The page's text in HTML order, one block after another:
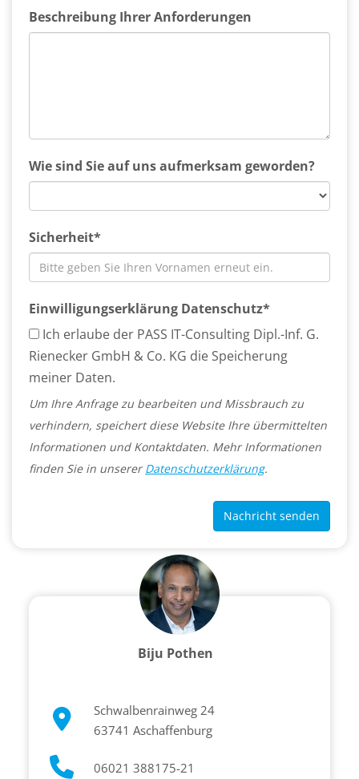
Beschreibung Ihrer Anforderungen
Wie sind Sie auf uns aufmerksam geworden?
Sicherheit*
Einwilligungserklärung Datenschutz*
Ich erlaube der PASS IT-Consulting Dipl.-Inf. G.
Rienecker GmbH & Co. KG die Speicherung
meiner Daten.
Um Ihre Anfrage zu bearbeiten und Missbrauch zu
verhindern, speichert diese Website Ihre übermittelten
Informationen und Kontaktdaten. Mehr Informationen
finden Sie in unsererDatenschutzerklärung.
Nachricht senden
Biju Pothen
Schwalbenrainweg 24
63741 Aschaffenburg
06021 388175-21